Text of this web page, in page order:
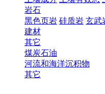
岩石
黑色页岩 硅质岩 玄武
建材
其它
煤炭石油
河流和海洋沉积物
其它